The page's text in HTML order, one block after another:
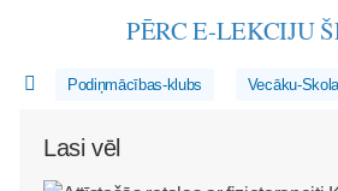
PĒRC E-LEKCIJU
Podiņmācības-klubs Vecāku-Skola
Lasi vēl